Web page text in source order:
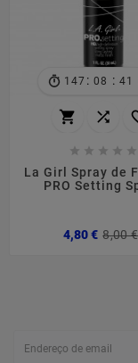
147 : 08 : 41
 
    
La Girl Spray de
PRO Setting
4,80 € 8,00 €